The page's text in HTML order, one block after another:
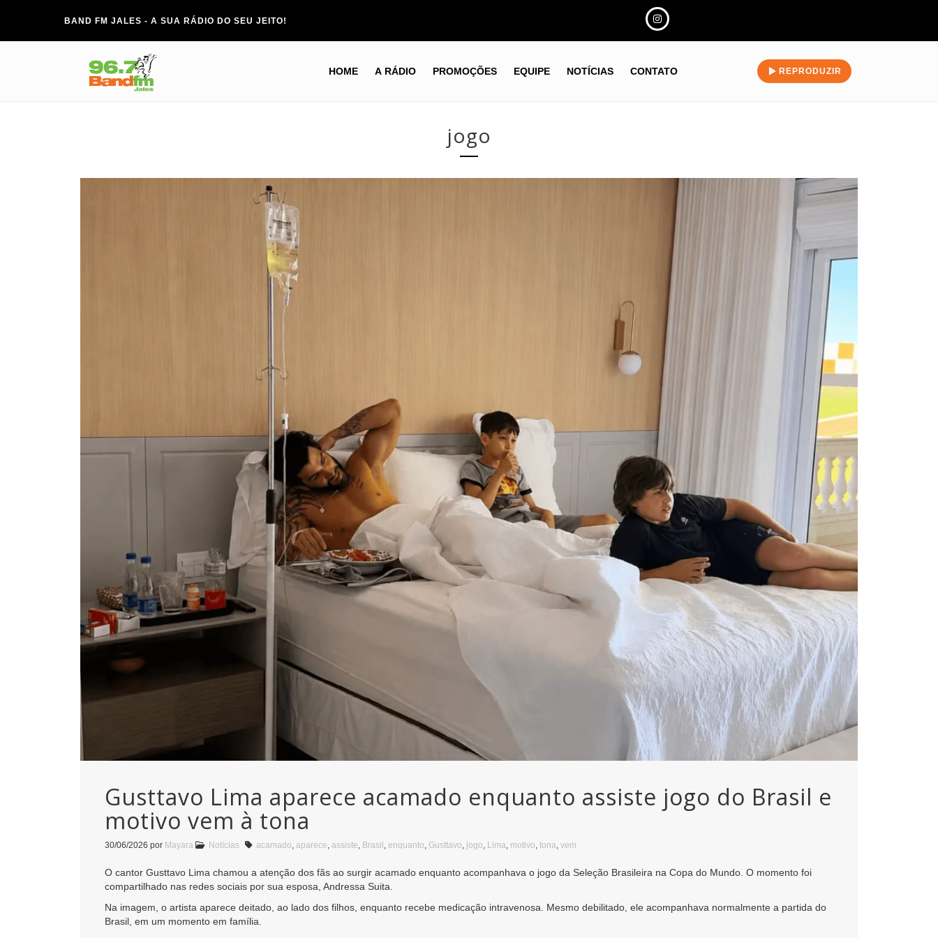
BAND FM JALES - A SUA RÁDIO DO SEU JEITO!
HOME A RÁDIO PROMOÇÕES EQUIPE NOTÍCIAS CONTATO REPRODUZIR
jogo
Gusttavo Lima aparece acamado enquanto assiste jogo do Brasil e
motivo vem à tona
30/06/2026 por Mayara Notícias acamado, aparece, assiste, Brasil , enquanto, Gusttavo, jogo, Lima, motivo, tona, vem
O cantor Gusttavo Lima chamou a atenção dos fãs ao surgir acamado enquanto acompanhava o jogo da Seleção Brasileira na Copa do Mundo. O momento foi
compartilhado nas redes sociais por sua esposa, Andressa Suita.
Na imagem, o artista aparece deitado, ao lado dos filhos, enquanto recebe medicação intravenosa. Mesmo debilitado, ele acompanhava normalmente a partida do
Brasil, em um momento em família.